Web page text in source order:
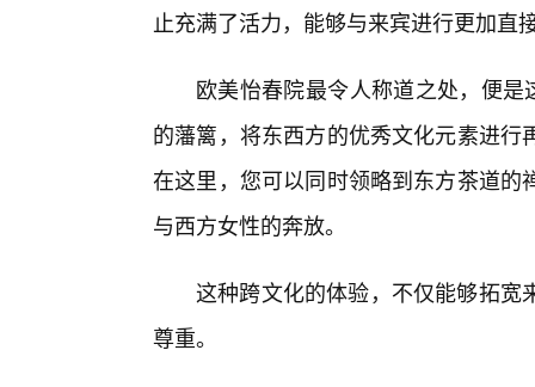
止充满了活力，能够与来宾进行更加直
欧美怡春院最令人称道之处，便是
的藩篱，将东西方的优秀文化元素进
在这里，您可以同时领略到东方茶道
与西方女性的奔放。
这种跨文化的体验，不仅能够拓宽
尊重。